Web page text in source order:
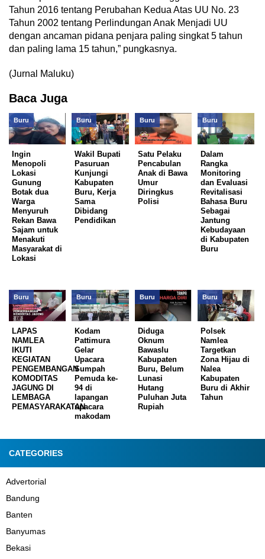
Tahun 2016 tentang Perubahan Kedua Atas UU No. 23
Tahun 2002 tentang Perlindungan Anak Menjadi UU
dengan ancaman pidana penjara paling singkat 5 tahun
dan paling lama 15 tahun,” pungkasnya.
(Jurnal Maluku)
Baca Juga
Buru
Ingin
Menopoli
Lokasi
Gunung
Botak dua
Warga
Menyuruh
Rekan Bawa
Sajam untuk
Menakuti
Masyarakat di
Lokasi
Buru
Wakil Bupati
Pasuruan
Kunjungi
Kabupaten
Buru, Kerja
Sama
Dibidang
Pendidikan
Buru
Satu Pelaku
Pencabulan
Anak di Bawa
Umur
Diringkus
Polisi
Buru
Dalam
Rangka
Monitoring
dan Evaluasi
Revitalisasi
Bahasa Buru
Sebagai
Jantung
Kebudayaan
di Kabupaten
Buru
Buru
LAPAS
NAMLEA
IKUTI
KEGIATAN
PENGEMBANGAN
KOMODITAS
JAGUNG DI
LEMBAGA
PEMASYARAKATAN
Buru
Kodam
Pattimura
Gelar
Upacara
Sumpah
Pemuda ke-
94 di
lapangan
upacara
makodam
Buru
Diduga
Oknum
Bawaslu
Kabupaten
Buru, Belum
Lunasi
Hutang
Puluhan Juta
Rupiah
Buru
Polsek
Namlea
Targetkan
Zona Hijau di
Nalea
Kabupaten
Buru di Akhir
Tahun
CATEGORIES
Advertorial
Bandung
Banten
Banyumas
Bekasi